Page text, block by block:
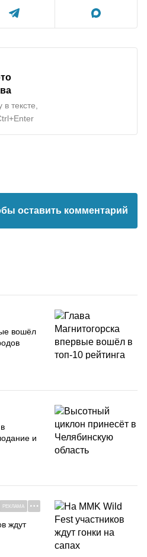
тексте,
оставить комментарий
вошёл
и
РЕКЛАМА
ждут